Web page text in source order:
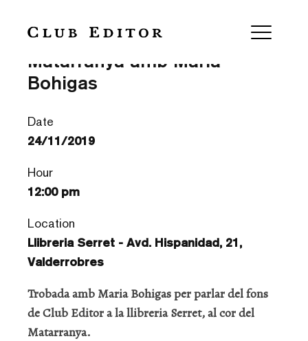
El fons de Club Editor al
Matarranya amb Maria
Bohigas
Date
24/11/2019
Hour
12:00 pm
Location
Llibreria Serret - Avd. Hispanidad, 21,
Valderrobres
Trobada amb Maria Bohigas per parlar del fons
de Club Editor a la llibreria Serret, al cor del
Matarranya.